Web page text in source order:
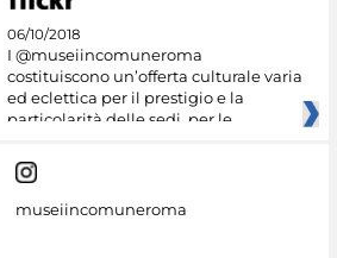
06/10/2018
I @museiincomuneroma
costituiscono un’offerta culturale varia
ed eclettica per il prestigio e la
particolarità delle sedi, per le
museiincomuneroma